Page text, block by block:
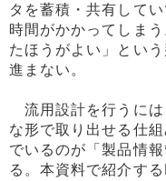
タを蓄積・共有して
時間がかかってしま
たほうがよい」とい
進まない。
流用設計を行うには
な形で取り出せる仕
でいるのが「製品情
る。本資料で紹介す